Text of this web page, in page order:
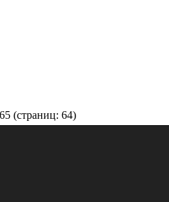
(страниц: 64)